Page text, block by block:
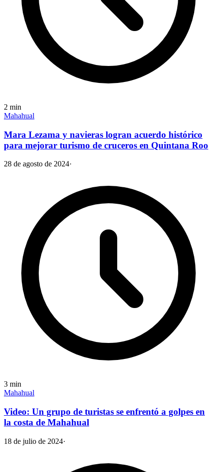
2 min
Mahahual
Mara Lezama y navieras logran acuerdo histórico
para mejorar turismo de cruceros en Quintana Roo
28 de agosto de 2024·
3 min
Mahahual
Video: Un grupo de turistas se enfrentó a golpes en
la costa de Mahahual
18 de julio de 2024·